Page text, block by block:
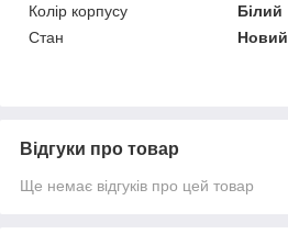
Колір корпусу
Білий
Стан
Новий
Відгуки про товар
Ще немає відгуків про цей товар